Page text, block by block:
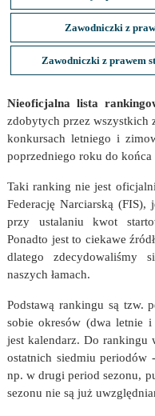
Zawodniczki z
Zawodniczki z prawem
Nieoficjalna lista
zdobytych przez wszystkich
konkursach letniego i
poprzedniego roku do
Taki ranking nie jest
Federację Narciarską (FIS),
przy ustalaniu kwot
Ponadto jest to ciekawe
dlatego zdecydowaliśmy
naszych łamach.
Podstawą rankingu są tzw.
sobie okresów (dwa letnie
jest kalendarz. Do rankingu
ostatnich siedmiu periodów
np. w drugi period sezonu,
sezonu nie są już